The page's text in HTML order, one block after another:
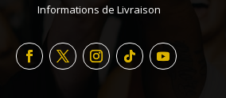
Informations de Livraison